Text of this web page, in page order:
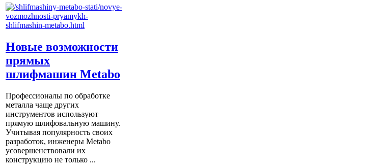
Новые возможности
прямых
шлифмашин Metabo
Профессионалы по обработке
металла чаще других
инструментов используют
прямую шлифовальную машину.
Учитывая популярность своих
разработок, инженеры Metabo
усовершенствовали их
конструкцию не только ...